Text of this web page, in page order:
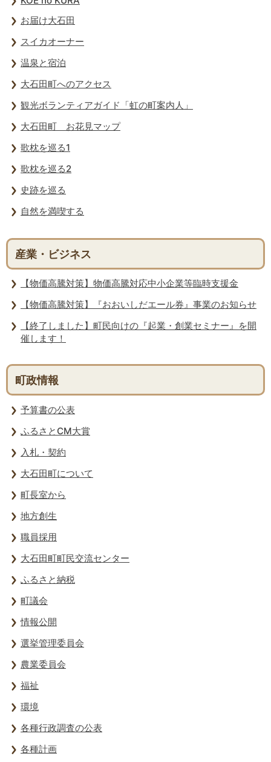
お届け大石田
スイカオーナー
温泉と宿泊
大石田町へのアクセス
観光ボランティアガイド「虹の町案内人」
大石田町 お花見マップ
歌枕を巡る1
歌枕を巡る2
史跡を巡る
自然を満喫する
産業・ビジネス
【物価高騰対策】物価高騰対応中小企業等臨時支援金
【物価高騰対策】『おおいしだエール券』事業のお知らせ
【終了しました】町民向けの『起業・創業セミナー』を開
催します！
町政情報
予算書の公表
ふるさとCM大賞
入札・契約
大石田町について
町長室から
地方創生
職員採用
大石田町町民交流センター
ふるさと納税
町議会
情報公開
選挙管理委員会
農業委員会
福祉
環境
各種行政調査の公表
各種計画